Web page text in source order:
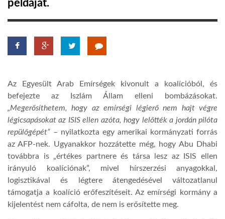
AFRIKA TUDÁSTÁR
A NAP SZÉPE
LINKTR.EE
GLOBOZSARU
LATIMO.HU
példáját.
Az Egyesült Arab Emírségek kivonult a koalícióból, és
befejezte az Iszlám Állam elleni bombázásokat.
„Megerősíthetem, hogy az emírségi légierő nem hajt végre
légicsapásokat az ISIS ellen azóta, hogy lelőtték a jordán pilóta
repülőgépét” – nyilatkozta egy amerikai kormányzati forrás
az AFP-nek. Ugyanakkor hozzátette még, hogy Abu Dhabi
továbbra is „értékes partnere és társa lesz az ISIS ellen
irányuló koalíciónak”, mivel hírszerzési anyagokkal,
logisztikával és légtere átengedésével változatlanul
támogatja a koalíció erőfeszítéseit. Az emírségi kormány a
kijelentést nem cáfolta, de nem is erősítette meg.